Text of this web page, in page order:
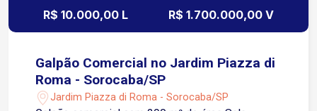
de veículos e fácil acesso para carga, descarga e
logística Próximo a supermercados, postos de
R$ 10.000,00 L R$ 1.700.000,00 V
Galpão Comercial no Jardim Piazza di
Roma - Sorocaba/SP
Jardim Piazza di Roma - Sorocaba/SP